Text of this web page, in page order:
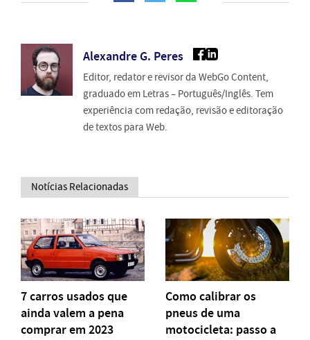
Alexandre G. Peres
Editor, redator e revisor da WebGo Content,
graduado em Letras – Português/Inglês. Tem
experiência com redação, revisão e editoração
de textos para Web.
Notícias Relacionadas
7 carros usados que
ainda valem a pena
comprar em 2023
Como calibrar os
pneus de uma
motocicleta: passo a